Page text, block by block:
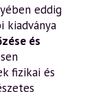
eddig
kiadványa
és
fizikai és